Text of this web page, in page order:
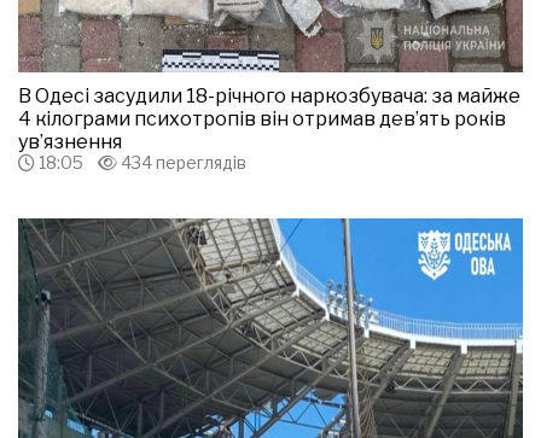
В Одесі засудили 18-річного наркозбувача: за майже
4 кілограми психотропів він отримав дев’ять років
ув’язнення
18:05 434 переглядів